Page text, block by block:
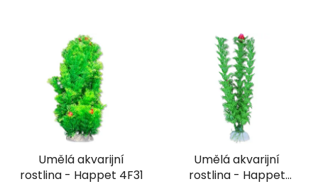
Umělá akvarijní
rostlina - Happet 4F31
Umělá akvarijní
rostlina - Happet